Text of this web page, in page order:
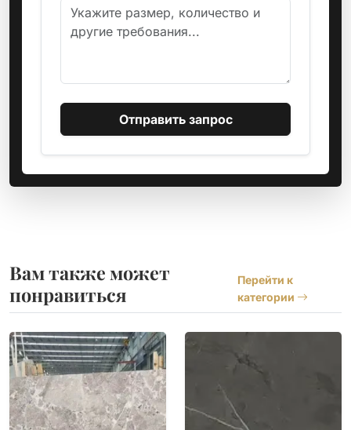
Отправить запрос
Вам также может
понравиться
Перейти к
категории